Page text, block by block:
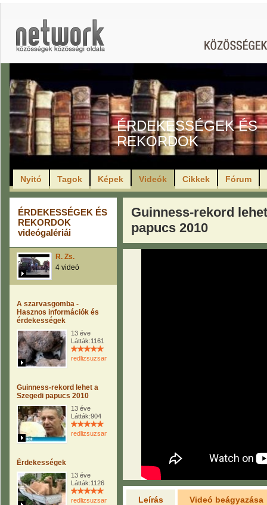
ÉRDEKESSÉGEK ÉS
REKORDOK
Nyitó Tagok Képek Videók Cikkek Fórum
ÉRDEKESSÉGEK ÉS
REKORDOK
videógalériái
R. Zs.
4 videó
A szarvasgomba -
Hasznos információk és
érdekességek
13 éve
Látták:1161
redlizsuzsanna
Guinness-rekord lehet a
Szegedi papucs 2010
13 éve
Látták:904
redlizsuzsanna
Érdekességek
13 éve
Látták:1126
redlizsuzsanna
Guinness-rekord
papucs 2010
Leírás Videó beágyazása